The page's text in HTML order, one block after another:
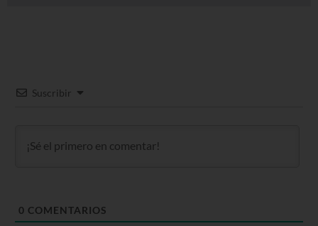
Suscribir
0 COMENTARIOS